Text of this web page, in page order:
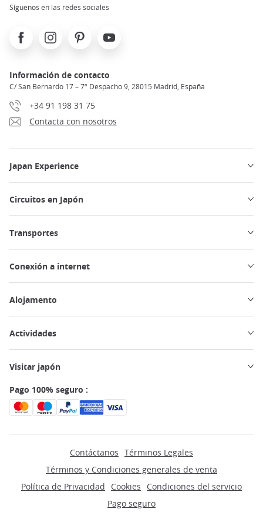
Síguenos en las redes sociales
FacebookInstagramPinterest Youtube
Información de contacto
C/ San Bernardo 17 – 7º Despacho 9, 28015 Madrid, España
+34 91 198 31 75
Contacta con nosotros
Japan Experience
Circuitos en Japón
Transportes
Conexión a internet
Alojamento
Actividades
Visitar japón
Pago 100% seguro :
Contáctanos Términos Legales
Términos y Condiciones generales de venta
Política de Privacidad
Cookies
Condiciones del servicio
Pago seguro